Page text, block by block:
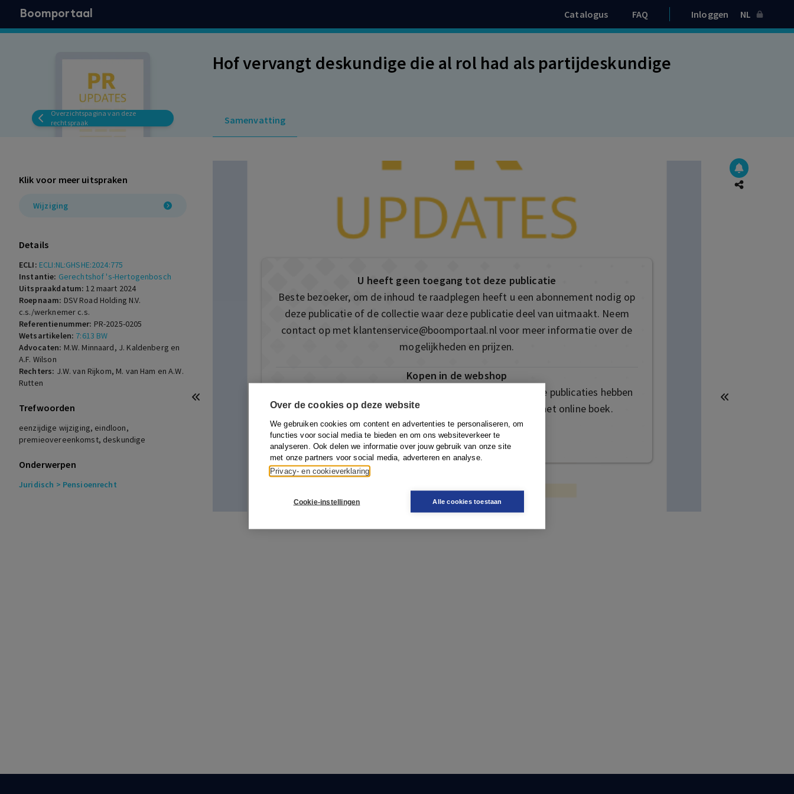
Over de cookies op deze website
We gebruiken cookies om content en advertenties te personaliseren, om
functies voor social media te bieden en om ons websiteverkeer te
analyseren. Ook delen we informatie over jouw gebruik van onze site
met onze partners voor social media, adverteren en analyse.
Privacy- en cookieverklaring
Cookie-instellingen Alle cookies toestaan
Boomportaal Catalogus FAQ Inloggen NL
Overzichtspagina van deze
rechtspraak
Hof vervangt deskundige die al rol had als partijdeskundige
Samenvatting
Klik voor meer uitspraken
Wijziging
Details
ECLI: ECLI:NL:GHSHE:2024:775
Instantie: Gerechtshof 's-Hertogenbosch
Uitspraakdatum:12 maart 2024
Roepnaam: DSV Road Holding N.V.
c.s./werknemer c.s.
Referentienummer: PR-2025-0205
Wetsartikelen: 7:613 BW
Advocaten: M.W. Minnaard, J. Kaldenberg en
A.F. Wilson
Rechters: J.W. van Rijkom, M. van Ham en A.W.
Rutten
Trefwoorden
eenzijdige wijziging, eindloon,
premieovereenkomst, deskundige
Onderwerpen
Juridisch > Pensioenrecht
U heeft geen toegang tot deze publicatie
Beste bezoeker, om de inhoud te raadplegen heeft u een abonnement nodig op
deze publicatie of de collectie waar deze publicatie deel van uitmaakt. Neem
contact op met klantenservice@boomportaal.nlvoor meer informatie over de
mogelijkheden en prijzen.
Kopen in de webshop
Deze publicatie is ook te vinden in onze webshop. Sommige publicaties hebben
ook de mogelijkheid om direct toegang te kopen tot het online boek.
Naar de webshop